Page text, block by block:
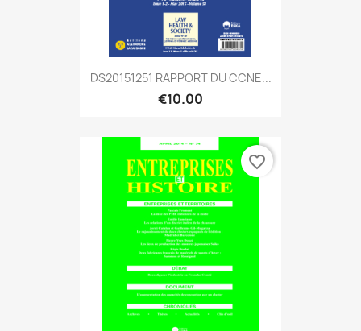
DS20151251 RAPPORT DU CCNE...
€10.00
favorite_border